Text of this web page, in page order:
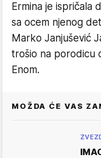
Ermina je ispričala
sa ocem njenog
Marko Janjušević
trošio na porodicu
Enom.
MOŽDA ĆE VAS